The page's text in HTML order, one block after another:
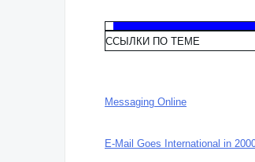
ССЫЛКИ ПО ТЕМЕ